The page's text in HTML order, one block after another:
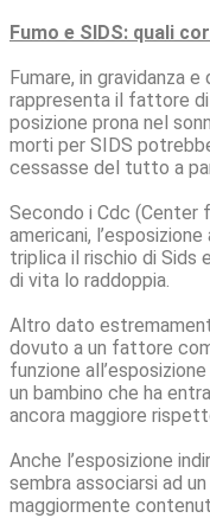
Fumo e SIDS: quali
Fumare, in gravidanza
rappresenta il fattore
posizione prona nel
morti per SIDS
cessasse del tutto a
Secondo i Cdc (Center
americani,
triplica il rischio di Sids
di vita lo raddoppia.
Altro dato
dovuto a un fattore
funzione
un bambino che ha
ancora maggiore
Anche l’esposizione
sembra associarsi ad
maggiormente